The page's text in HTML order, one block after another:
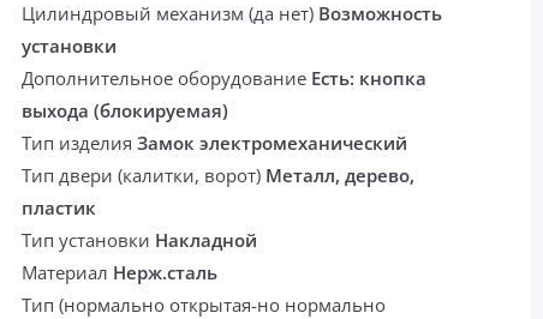
Цилиндровый механизм (да нет) Возможность
установки
Дополнительное оборудование Есть: кнопка
выхода (блокируемая)
Тип изделияЗамок электромеханический
Тип двери (калитки, ворот) Металл, дерево,
пластик
Тип установки Накладной
Материал Нерж.сталь
Тип (нормально открытая-но нормально